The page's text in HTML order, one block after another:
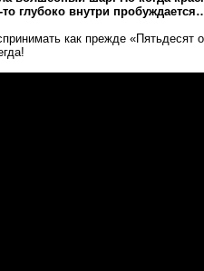
то глубоко внутри
как прежде «Пятьдесят